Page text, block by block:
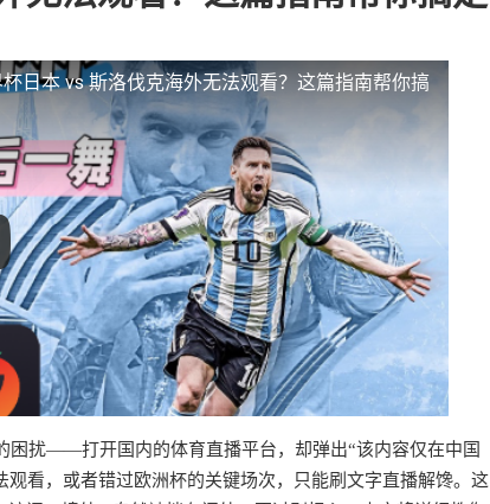
日本 vs 斯洛伐克海外无法观看？这篇指南帮你搞
困扰——打开国内的体育直播平台，却弹出“该内容仅在中国
看，或者错过欧洲杯的关键场次，只能刷文字直播解馋。这